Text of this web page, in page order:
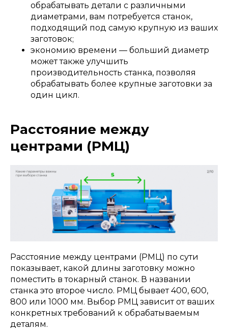
обрабатывать детали с различными
диаметрами, вам потребуется станок,
подходящий под самую крупную из ваших
заготовок;
экономию времени — больший диаметр
может также улучшить
производительность станка, позволяя
обрабатывать более крупные заготовки за
один цикл.
Расстояние между
центрами (РМЦ)
Расстояние между центрами (РМЦ) по сути
показывает, какой длины заготовку можно
поместить в токарный станок. В названии
станка это второе число. РМЦ бывает 400, 600,
800 или 1000 мм. Выбор РМЦ зависит от ваших
конкретных требований к обрабатываемым
деталям.